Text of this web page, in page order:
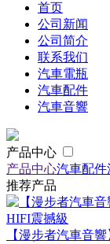
首页
公司新闻
公司简介
联系我们
汽車電瓶
汽車配件
汽車音響
产品中心
产品中心汽車配件
推荐产品
【漫步者汽車音